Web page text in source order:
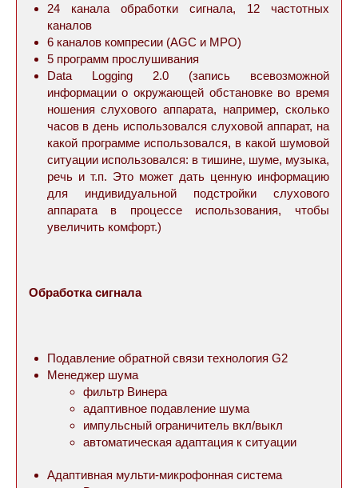
24 канала обработки сигнала, 12 частотных
каналов
6 каналов компресии (AGC и MPO)
5 программ прослушивания
Data Logging 2.0 (запись всевозможной
информации о окружающей обстановке во время
ношения слухового аппарата, например, сколько
часов в день использовался слуховой аппарат, на
какой программе использовался, в какой шумовой
ситуации использовался: в тишине, шуме, музыка,
речь и т.п. Это может дать ценную информацию
для индивидуальной подстройки слухового
аппарата в процессе использования, чтобы
увеличить комфорт.)
Обработка сигнала
Подавление обратной связи технология G2
Менеджер шума
фильтр Винера
адаптивное подавление шума
импульсный ограничитель вкл/выкл
автоматическая адаптация к ситуации
Адаптивная мульти-микрофонная система